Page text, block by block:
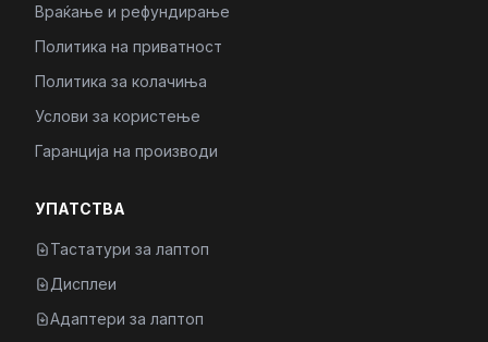
Враќање и рефундирање
Политика на приватност
Политика за колачиња
Услови за користење
Гаранција на производи
УПАТСТВА
Тастатури за лаптоп
Дисплеи
Адаптери за лаптоп